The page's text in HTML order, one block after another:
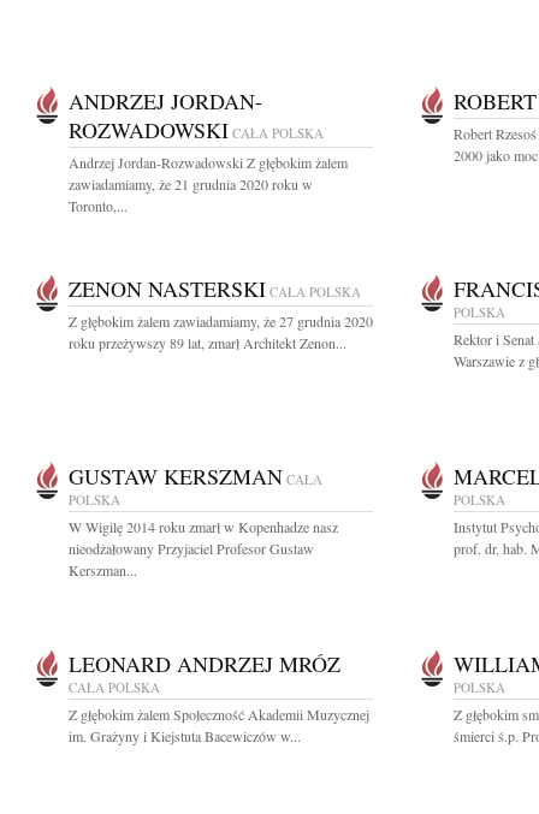
ANDRZEJ JORDAN-
ROZWADOWSKI CAŁA POLSKA
Andrzej Jordan-Rozwadowski Z głębokim żalem
zawiadamiamy, że 21 grudnia 2020 roku w
Toronto,...
Robert
2000 jako
ZENON NASTERSKI CAŁA POLSKA
Z głębokim żalem zawiadamiamy, że 27 grudnia 2020
roku przeżywszy 89 lat, zmarł Architekt Zenon...
POLSKA
Rektor i
Warszawie z
GUSTAW KERSZMAN CAŁA
POLSKA
W Wigilę 2014 roku zmarł w Kopenhadze nasz
nieodżałowany Przyjaciel Profesor Gustaw
Kerszman...
POLSKA
Instytut
prof. dr. hab.
LEONARD ANDRZEJ MRÓZ
CAŁA POLSKA
Z głębokim żalem Społeczność Akademii Muzycznej
im. Grażyny i Kiejstuta Bacewiczów w...
POLSKA
Z głębokim
śmierci ś.p.